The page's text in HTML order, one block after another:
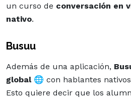
un curso de conversación en
nativo.
Busuu
Además de una aplicación,
global🌐 con hablantes
Esto quiere decir que los